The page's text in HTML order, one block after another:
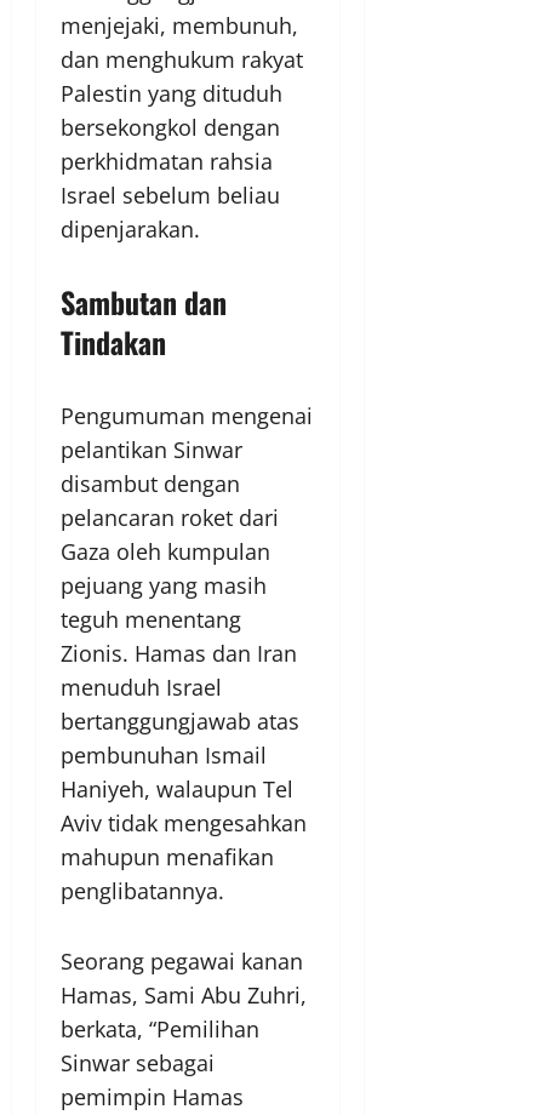
menjejaki, membunuh,
dan menghukum rakyat
Palestin yang dituduh
bersekongkol dengan
perkhidmatan rahsia
Israel sebelum beliau
dipenjarakan.
Sambutan dan
Tindakan
Pengumuman mengenai
pelantikan Sinwar
disambut dengan
pelancaran roket dari
Gaza oleh kumpulan
pejuang yang masih
teguh menentang
Zionis. Hamas dan Iran
menuduh Israel
bertanggungjawab atas
pembunuhan Ismail
Haniyeh, walaupun Tel
Aviv tidak mengesahkan
mahupun menafikan
penglibatannya.
Seorang pegawai kanan
Hamas, Sami Abu Zuhri,
berkata, “Pemilihan
Sinwar sebagai
pemimpin Hamas